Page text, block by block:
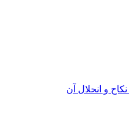
و انحلال آن